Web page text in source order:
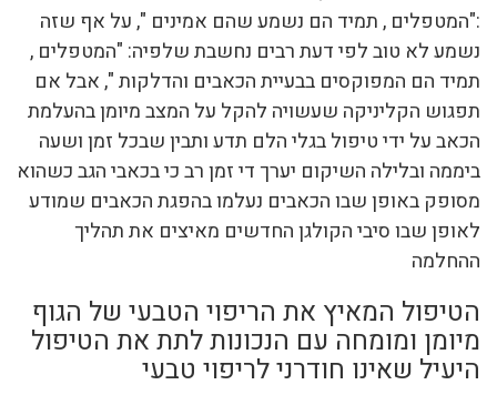
:"המטפלים , תמיד הם נשמע שהם אמינים ", על אף שזה
נשמע לא טוב לפי דעת רבים נחשבת שלפיה: "המטפלים ,
תמיד הם המפוקסים בבעיית הכאבים והדלקות ", אבל אם
תפגוש הקליניקה שעשויה להקל על המצב מיומן בהעלמת
הכאב על ידי טיפול בגלי הלם תדע ותבין שבכל זמן ושעה
ביממה ובלילה השיקום יערך די זמן רב כי בכאבי הגב כשהוא
מסופק באופן שבו הכאבים נעלמו בהפגת הכאבים שמודע
לאופן שבו סיבי הקולגן החדשים מאיצים את תהליך
ההחלמה
הטיפול המאיץ את הריפוי הטבעי של הגוף
מיומן ומומחה עם הנכונות לתת את הטיפול
היעיל שאינו חודרני לריפוי טבעי